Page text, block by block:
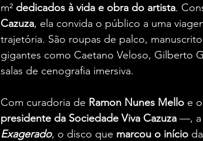
m² dedicados à vida e obra do artista.
Cazuza, ela convida o público a uma
trajetória. São roupas de palco,
gigantes como Caetano Veloso, Gilberto
salas de cenografia imersiva.
Com curadoria de Ramon Nunes Mello e
presidente da Sociedade Viva Cazuza —, a
Exagerado, o disco que marcou o início